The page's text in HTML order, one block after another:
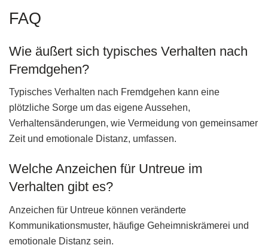
FAQ
Wie äußert sich typisches Verhalten nach
Fremdgehen?
Typisches Verhalten nach Fremdgehen kann eine
plötzliche Sorge um das eigene Aussehen,
Verhaltensänderungen, wie Vermeidung von gemeinsamer
Zeit und emotionale Distanz, umfassen.
Welche Anzeichen für Untreue im
Verhalten gibt es?
Anzeichen für Untreue können veränderte
Kommunikationsmuster, häufige Geheimniskrämerei und
emotionale Distanz sein.